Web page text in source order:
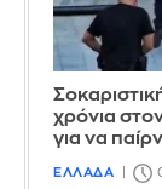
χρόνια
για να
ΕΛΛΑΔΑ